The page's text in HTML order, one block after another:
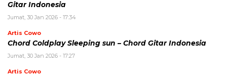
Gitar Indonesia
Jumat, 30 Jan 2026 - 17:34
Artis Cowo
Chord Coldplay Sleeping sun – Chord Gitar Indonesia
Jumat, 30 Jan 2026 - 17:27
Artis Cowo